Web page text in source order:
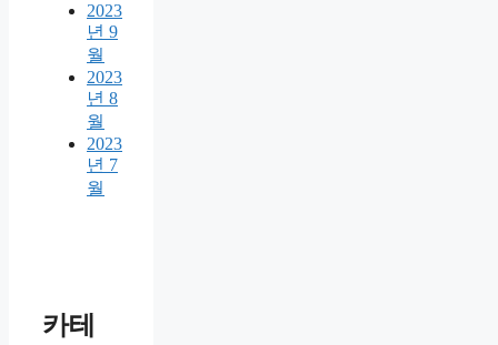
2023
년 9
월
2023
년 8
월
2023
년 7
월
카테